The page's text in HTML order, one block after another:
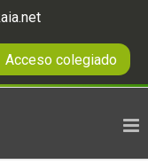
Acceso colegiado